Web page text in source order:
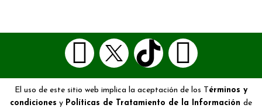
El uso de este sitio web implica la aceptación de los Términos y
condiciones y Políticas de Tratamiento de la Información de